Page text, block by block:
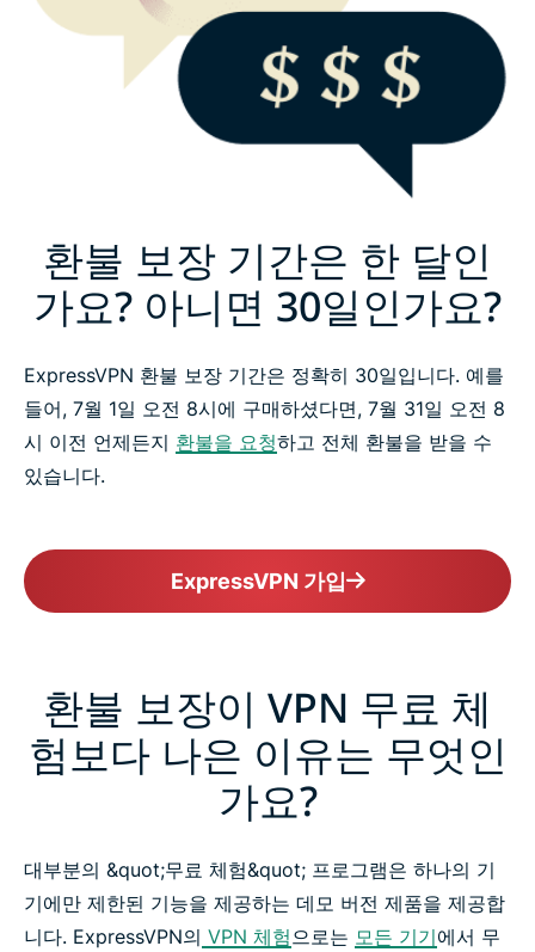
환불 보장 기간은 한 달인
가요? 아니면 30일인가요?
ExpressVPN 환불 보장 기간은 정확히 30일입니다. 예를
들어, 7월 1일 오전 8시에 구매하셨다면, 7월 31일 오전 8
시 이전 언제든지 환불을 요청하고 전체 환불을 받을 수
있습니다.
ExpressVPN 가입
환불 보장이 VPN 무료 체
험보다 나은 이유는 무엇인
가요?
대부분의 &quot;무료 체험&quot; 프로그램은 하나의 기
기에만 제한된 기능을 제공하는 데모 버전 제품을 제공합
니다. ExpressVPN의 VPN 체험으로는 모든 기기에서 무